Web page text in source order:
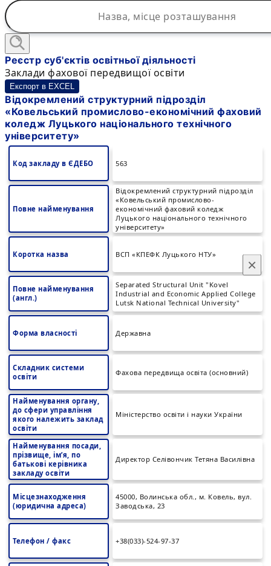
×
Реєстр суб'єктів освітньої діяльності
Заклади фахової передвищої освіти
Експорт в EXCEL
Відокремлений структурний підрозділ
«Ковельський промислово-економічний фаховий
коледж Луцького національного технічного
університету»
Код закладу в ЄДЕБО 563
Повне найменування
Відокремлений структурний підрозділ
«Ковельський промислово-
економічний фаховий коледж
Луцького національного технічного
університету»
Коротка назва ВСП «КПЕФК Луцького НТУ»
Повне найменування
(англ.)
Separated Structural Unit "Kovel
Industrial and Economic Applied College
Lutsk National Technical University"
Форма власності Державна
Складник системи
освіти
Фахова передвища освіта (основний)
Найменування органу,
до сфери управління
якого належить заклад
освіти
Міністерство освіти і науки України
Найменування посади,
прізвище, ім’я, по
батькові керівника
закладу освіти
Директор Селівончик Тетяна Василівна
Місцезнаходження
(юридична адреса)
45000, Волинська обл., м. Ковель, вул.
Заводська, 23
Телефон / факс +38(033)-524-97-37